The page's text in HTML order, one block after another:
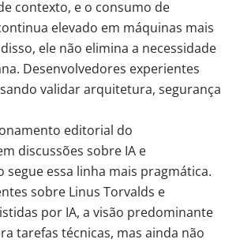
contexto, e o consumo de
elevado em máquinas mais
ele não elimina a necessidade
Desenvolvedores experientes
validar arquitetura, segurança
editorial do
discussões sobre IA e
segue essa linha mais pragmática.
sobre Linus Torvalds e
por IA, a visão predominante
tarefas técnicas, mas ainda não